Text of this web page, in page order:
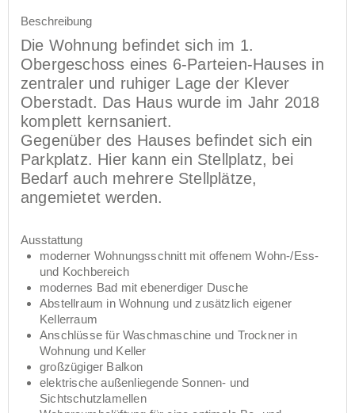
Beschreibung
Die Wohnung befindet sich im 1.
Obergeschoss eines 6-Parteien-Hauses in
zentraler und ruhiger Lage der Klever
Oberstadt. Das Haus wurde im Jahr 2018
komplett kernsaniert.
Gegenüber des Hauses befindet sich ein
Parkplatz. Hier kann ein Stellplatz, bei
Bedarf auch mehrere Stellplätze,
angemietet werden.
Ausstattung
moderner Wohnungsschnitt mit offenem Wohn-/Ess-
und Kochbereich
modernes Bad mit ebenerdiger Dusche
Abstellraum in Wohnung und zusätzlich eigener
Kellerraum
Anschlüsse für Waschmaschine und Trockner in
Wohnung und Keller
großzügiger Balkon
elektrische außenliegende Sonnen- und
Sichtschutzlamellen